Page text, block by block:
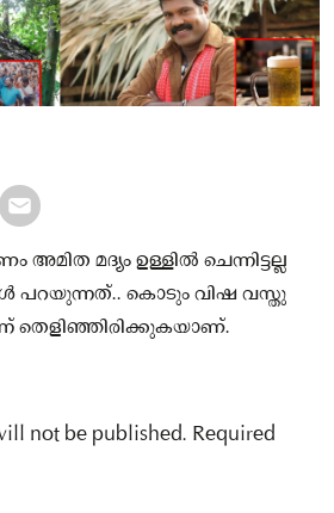
മദ്യം ഉള്ളിൽ ചെന്നിട്ടല്ല
പറയുന്നത്.. കൊടും വിഷ വസ്തു
തെളിഞ്ഞിരിക്കുകയാണ്.
not be published. Required